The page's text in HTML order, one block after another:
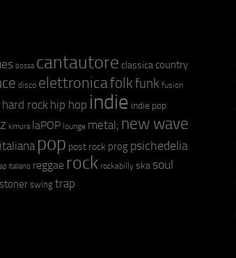
bossa cantautore classica country
disco elettronicafolkfunk fusion
hard rock hip hop indie indie pop
kimura laPOP lounge metal; new wave
pop post rock prog psichedelia
italiano reggae rock rockabilly ska soul
stoner swing trap